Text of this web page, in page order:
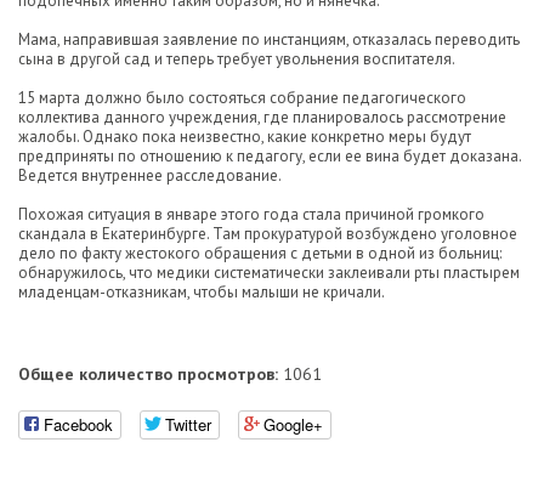
Мама, направившая заявление по инстанциям, отказалась переводить
сына в другой сад и теперь требует увольнения воспитателя.
15 марта должно было состояться собрание педагогического
коллектива данного учреждения, где планировалось рассмотрение
жалобы. Однако пока неизвестно, какие конкретно меры будут
предприняты по отношению к педагогу, если ее вина будет доказана.
Ведется внутреннее расследование.
Похожая ситуация в январе этого года стала причиной громкого
скандала в Екатеринбурге. Там прокуратурой возбуждено уголовное
дело по факту жестокого обращения с детьми в одной из больниц:
обнаружилось, что медики систематически заклеивали рты пластырем
младенцам-отказникам, чтобы малыши не кричали.
Общее количество просмотров: 1061
Facebook Twitter Google+